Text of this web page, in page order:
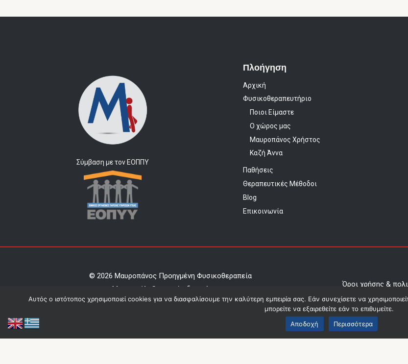
Σύμβαση με τον ΕΟΠΠΥ
Πλοήγηση
Αρχική
Φυσικοθεραπευτήριο
Ποιοι Είμαστε
Ο χώρος μας
Μαυροπάνος Χρήστος
Καζή Άννα
Παθήσεις
Θεραπευτικές Μέθοδοι
Blog
Επικοινωνία
© 2026 Μαυροπάνος Προηγμένη Φυσικοθεραπεία
Mε επιφύλαξη παντός δικαιώματος
Όροι χρήσης &
Οικονομικά
Αυτός ο ιστότοπος χρησιμοποιεί cookies για να διασφαλίσουμε την καλύτερη εμπειρία σας. Εάν συνεχίσετε να
μπορείτε να εξαιρεθείτε εάν το επιθυμείτε.
Αποδοχή
Περισσότερα